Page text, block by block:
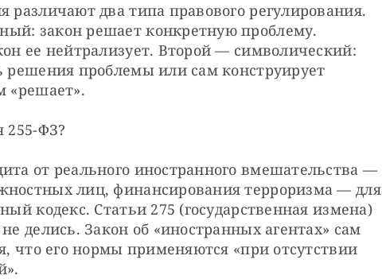
различают два типа правового регулирования.
закон решает конкретную проблему.
ее нейтрализует. Второй — символический:
решения проблемы или сам конструирует
«решает».
255-ФЗ?
от реального иностранного вмешательства —
лиц, финансирования терроризма — для
кодекс. Статьи 275 (государственная измена)
делись. Закон об «иностранных агентах» сам
что его нормы применяются «при отсутствии